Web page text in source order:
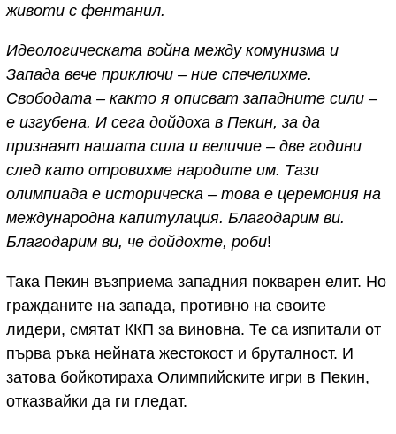
животи с фентанил.
Идеологическата война между комунизма и
Запада вече приключи – ние спечелихме.
Свободата – както я описват западните сили –
е изгубена. И сега дойдоха в Пекин, за да
признаят нашата сила и величие – две години
след като отровихме народите им. Тази
олимпиада е историческа – това е церемония на
международна капитулация. Благодарим ви.
Благодарим ви, че дойдохте, роби!
Така Пекин възприема западния покварен елит. Но
гражданите на запада, противно на своите
лидери, смятат ККП за виновна. Те са изпитали от
първа ръка нейната жестокост и бруталност. И
затова бойкотираха Олимпийските игри в Пекин,
отказвайки да ги гледат.